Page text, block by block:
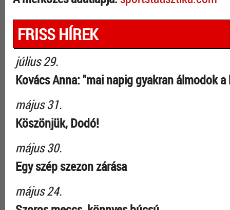
FRISS HÍREK
július 29.
Kovács Anna: "mai napig gyakran álmodok
május 31.
Köszönjük, Dodó!
május 30.
Egy szép szezon zárása
május 24.